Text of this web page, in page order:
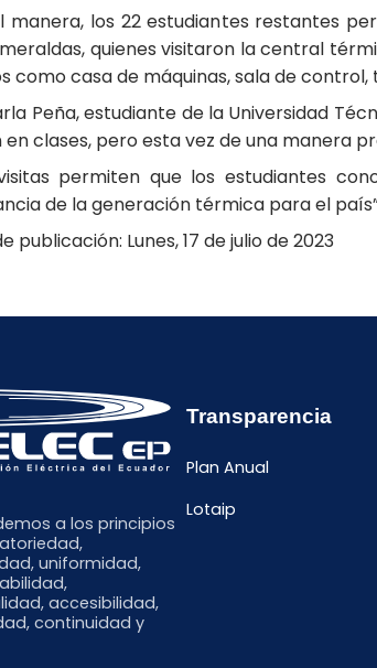
manera, los 22 estudiantes restantes
quienes visitaron la central
como casa de máquinas, sala de
Peña, estudiante de la Universidad
en clases, pero esta vez de una manera
permiten que los estudiantes
de la generación térmica para el
publicación: Lunes, 17 de julio de 2023
a los principios
uniformidad,
accesibilidad,
continuidad y
Transparencia
Plan Anual
Lotaip